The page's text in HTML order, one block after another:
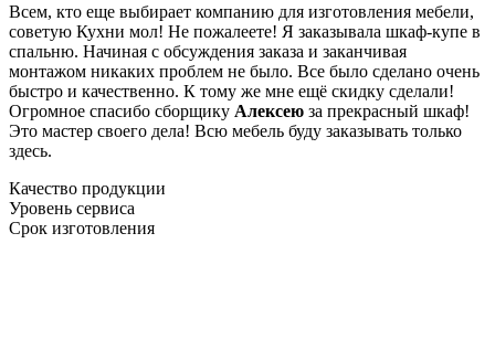
Всем, кто еще выбирает компанию для изготовления мебели,
советую Кухни мол! Не пожалеете! Я заказывала шкаф-купе в
спальню. Начиная с обсуждения заказа и заканчивая
монтажом никаких проблем не было. Все было сделано очень
быстро и качественно. К тому же мне ещё скидку сделали!
Огромное спасибо сборщику Алексею за прекрасный шкаф!
Это мастер своего дела! Всю мебель буду заказывать только
здесь.
Качество продукции
Уровень сервиса
Срок изготовления